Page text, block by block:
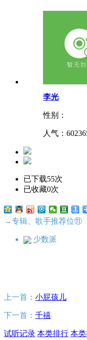
李光
性别：
人气：
已下载55次
已收藏0次
→专辑、歌手推荐位⑪
少数派
上一首： 小屁孩儿
下一首： 千禧
试听记录 本类排行 本